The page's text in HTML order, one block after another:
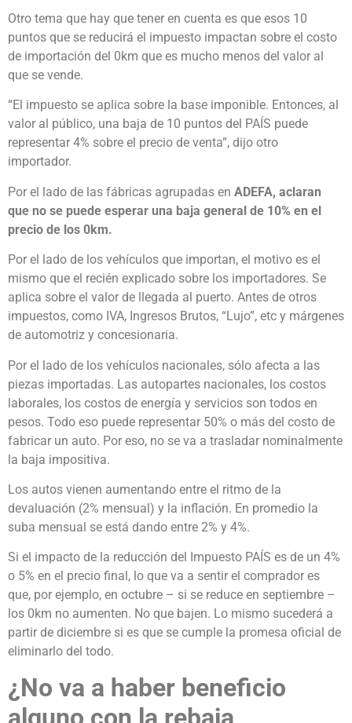
Otro tema que hay que tener en cuenta es que esos 10
puntos que se reducirá el impuesto impactan sobre el costo
de importación del 0km que es mucho menos del valor al
que se vende.
“El impuesto se aplica sobre la base imponible. Entonces, al
valor al público, una baja de 10 puntos del PAÍS puede
representar 4% sobre el precio de venta”, dijo otro
importador.
Por el lado de las fábricas agrupadas en ADEFA, aclaran
que no se puede esperar una baja general de 10% en el
precio de los 0km.
Por el lado de los vehículos que importan, el motivo es el
mismo que el recién explicado sobre los importadores. Se
aplica sobre el valor de llegada al puerto. Antes de otros
impuestos, como IVA, Ingresos Brutos, “Lujo”, etc y márgenes
de automotriz y concesionaria.
Por el lado de los vehículos nacionales, sólo afecta a las
piezas importadas. Las autopartes nacionales, los costos
laborales, los costos de energía y servicios son todos en
pesos. Todo eso puede representar 50% o más del costo de
fabricar un auto. Por eso, no se va a trasladar nominalmente
la baja impositiva.
Los autos vienen aumentando entre el ritmo de la
devaluación (2% mensual) y la inflación. En promedio la
suba mensual se está dando entre 2% y 4%.
Si el impacto de la reducción del Impuesto PAÍS es de un 4%
o 5% en el precio final, lo que va a sentir el comprador es
que, por ejemplo, en octubre – si se reduce en septiembre –
los 0km no aumenten. No que bajen. Lo mismo sucederá a
partir de diciembre si es que se cumple la promesa oficial de
eliminarlo del todo.
¿No va a haber beneficio